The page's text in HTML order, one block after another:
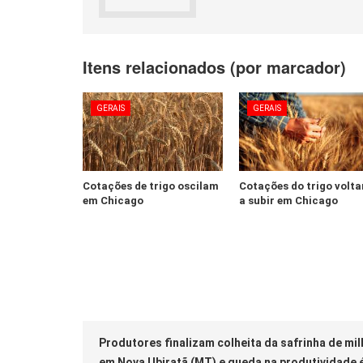
Itens relacionados (por marcador)
GERAIS
Cotações de trigo oscilam
em Chicago
GERAIS
Cotações do trigo
a subir em Chicago
Produtores finalizam colheita da safrinha de